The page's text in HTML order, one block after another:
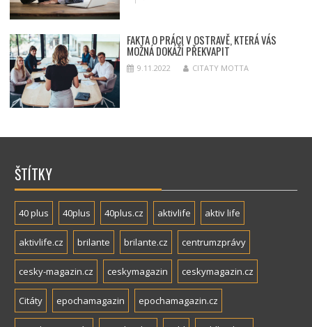
FAKTA O PRÁCI V OSTRAVĚ, KTERÁ VÁS
MOŽNÁ DOKÁŽÍ PŘEKVAPIT
9.11.2022 CITATY MOTTA
ŠTÍTKY
40 plus 40plus 40plus.cz aktivlife aktiv life
aktivlife.cz brilante brilante.cz centrumzprávy
cesky-magazin.cz ceskymagazin ceskymagazin.cz
Citáty epochamagazin epochamagazin.cz